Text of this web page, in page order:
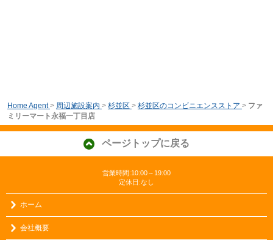
Home Agent > 周辺施設案内 > 杉並区 > 杉並区のコンビニエンスストア > ファ
ミリーマート永福一丁目店
ページトップに戻る
営業時間:10:00～19:00
定休日:なし
ホーム
会社概要